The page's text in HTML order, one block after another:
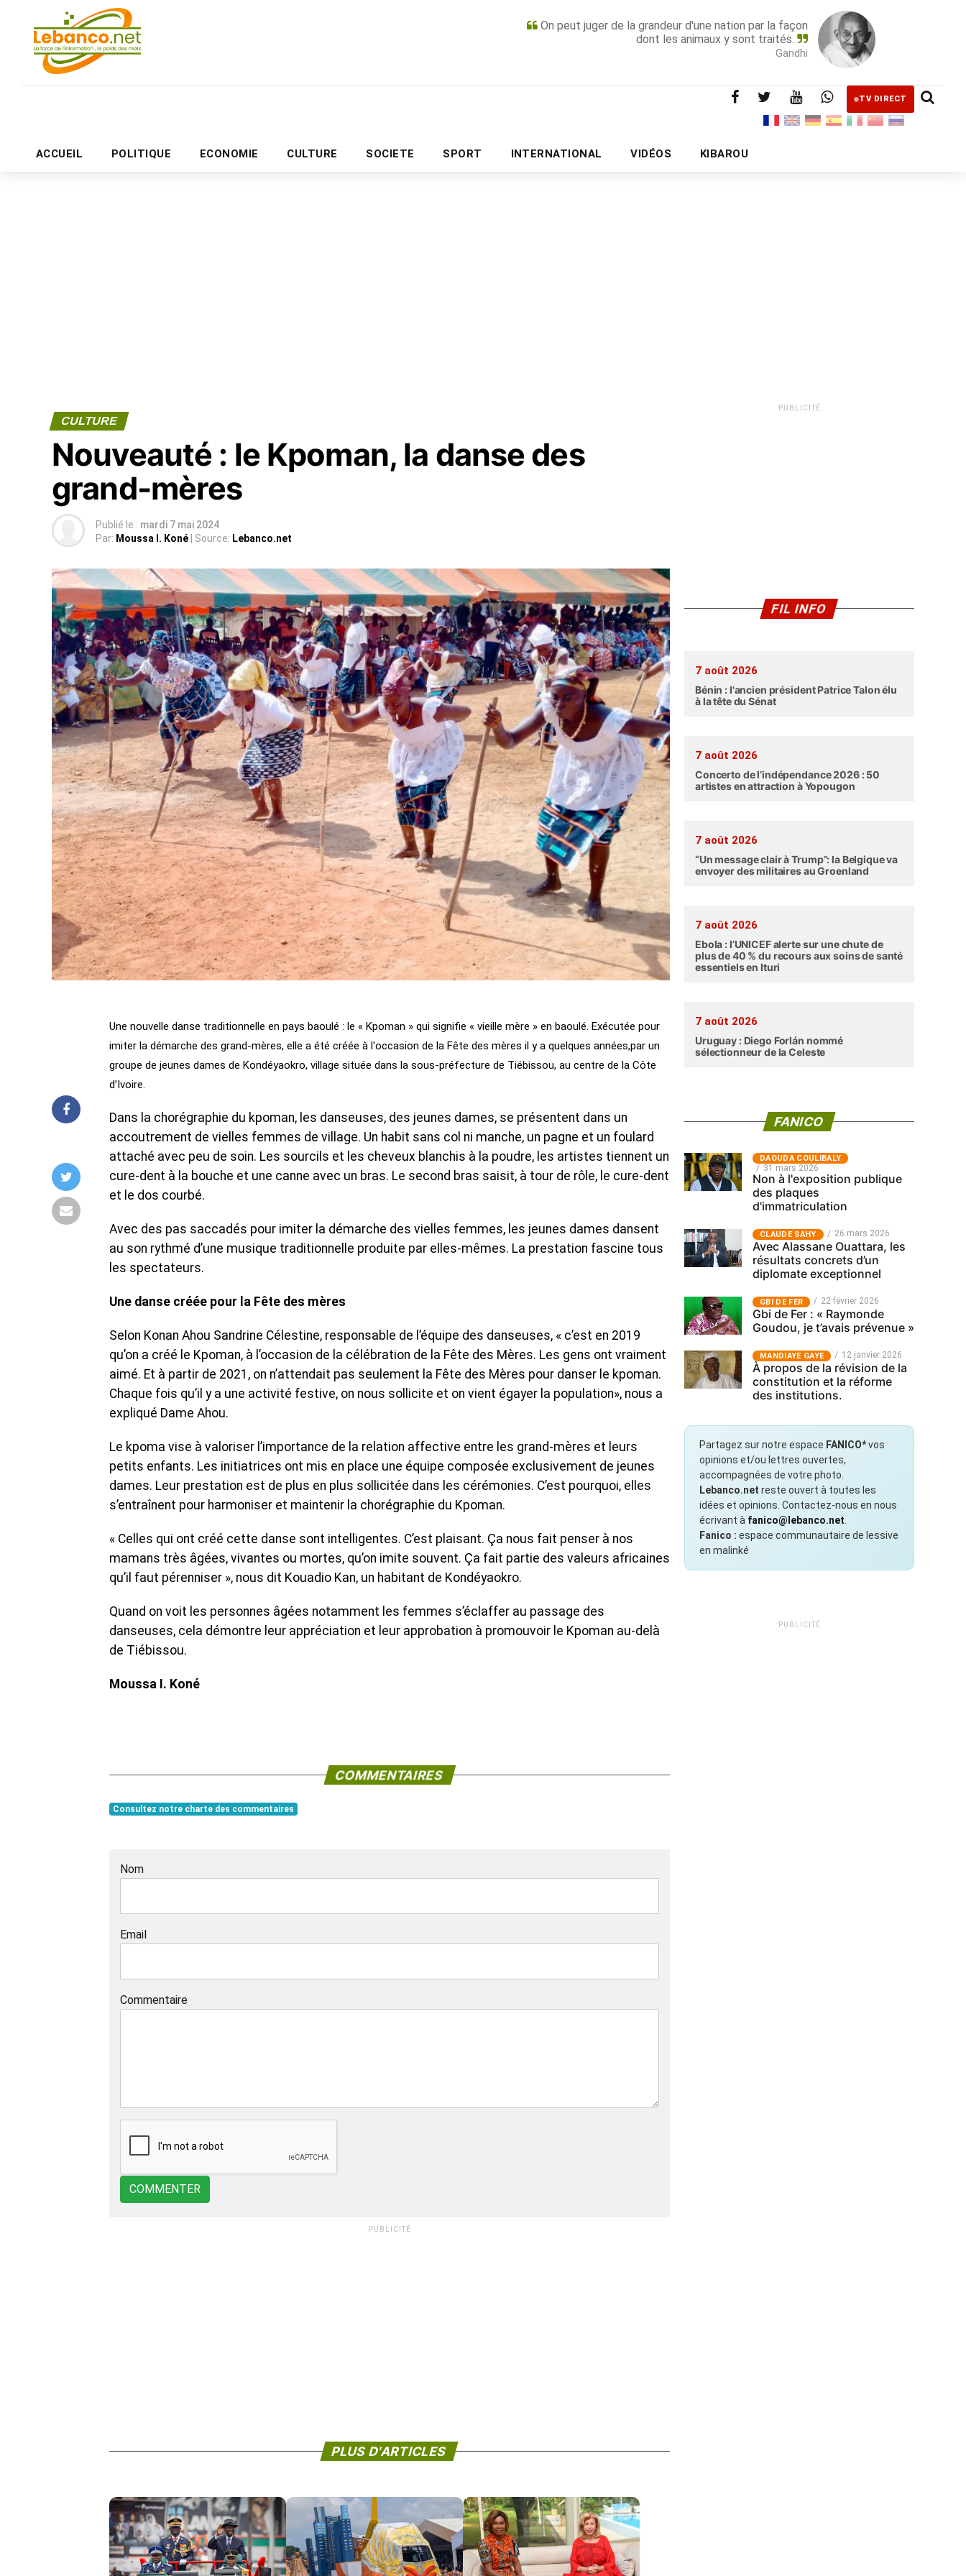
On peut juger de la grandeur d'une nation par la façon
dont les animaux y sont traités.
Gandhi
TV DIRECT
ACCUEIL POLITIQUE ECONOMIE CULTURE SOCIETE SPORT INTERNATIONAL VIDÉOS KIBAROU
PUBLICITÉ
CULTURE
Nouveauté : le Kpoman, la danse des
grand-mères
Publié le : mardi 7 mai 2024
Par: Moussa I. Koné | Source: Lebanco.net
Une nouvelle danse traditionnelle en pays baoulé : le « Kpoman » qui signifie « vieille mère » en baoulé. Exécutée pour
imiter la démarche des grand-mères, elle a été créée à l'occasion de la Fête des mères il y a quelques années,par un
groupe de jeunes dames de Kondéyaokro, village située dans la sous-préfecture de Tiébissou, au centre de la Côte
d’Ivoire.
Dans la chorégraphie du kpoman, les danseuses, des jeunes dames, se présentent dans un
accoutrement de vielles femmes de village. Un habit sans col ni manche, un pagne et un foulard
attaché avec peu de soin. Les sourcils et les cheveux blanchis à la poudre, les artistes tiennent un
cure-dent à la bouche et une canne avec un bras. Le second bras saisit, à tour de rôle, le cure-dent
et le dos courbé.
Avec des pas saccadés pour imiter la démarche des vielles femmes, les jeunes dames dansent
au son rythmé d’une musique traditionnelle produite par elles-mêmes. La prestation fascine tous
les spectateurs.
Une danse créée pour la Fête des mères
Selon Konan Ahou Sandrine Célestine, responsable de l’équipe des danseuses, « c’est en 2019
qu’on a créé le Kpoman, à l’occasion de la célébration de la Fête des Mères. Les gens ont vraiment
aimé. Et à partir de 2021, on n’attendait pas seulement la Fête des Mères pour danser le kpoman.
Chaque fois qu’il y a une activité festive, on nous sollicite et on vient égayer la population», nous a
expliqué Dame Ahou.
Le kpoma vise à valoriser l’importance de la relation affective entre les grand-mères et leurs
petits enfants. Les initiatrices ont mis en place une équipe composée exclusivement de jeunes
dames. Leur prestation est de plus en plus sollicitée dans les cérémonies. C’est pourquoi, elles
s’entraînent pour harmoniser et maintenir la chorégraphie du Kpoman.
« Celles qui ont créé cette danse sont intelligentes. C’est plaisant. Ça nous fait penser à nos
mamans très âgées, vivantes ou mortes, qu’on imite souvent. Ça fait partie des valeurs africaines
qu’il faut pérenniser », nous dit Kouadio Kan, un habitant de Kondéyaokro.
Quand on voit les personnes âgées notamment les femmes s’éclaffer au passage des
danseuses, cela démontre leur appréciation et leur approbation à promouvoir le Kpoman au-delà
de Tiébissou.
Moussa I. Koné
COMMENTAIRES
Consultez notre charte des commentaires
Nom
Email
Commentaire
COMMENTER
PUBLICITÉ
PLUS D'ARTICLES
PUBLICITÉ
FIL INFO
7 août 2026
Bénin : l'ancien président Patrice Talon élu
à la tête du Sénat
7 août 2026
Concerto de l’indépendance 2026 : 50
artistes en attraction à Yopougon
7 août 2026
“Un message clair à Trump”: la Belgique va
envoyer des militaires au Groenland
7 août 2026
Ebola : l’UNICEF alerte sur une chute de
plus de 40 % du recours aux soins de santé
essentiels en Ituri
7 août 2026
Uruguay : Diego Forlán nommé
sélectionneur de la Celeste
FANICO
‎DAOUDA COULIBALY
31 mars 2026
Non à l'exposition publique
des plaques
d'immatriculation
CLAUDE SAHY 26 mars 2026
Avec Alassane Ouattara, les
résultats concrets d’un
diplomate exceptionnel
GBI DE FER 22 février 2026
Gbi de Fer : « Raymonde
Goudou, je t’avais prévenue »
MANDIAYE GAYE 12 janvier 2026
À propos de la révision de la
constitution et la réforme
des institutions.
Partagez sur notre espace FANICO*vos
opinions et/ou lettres ouvertes,
accompagnées de votre photo.
Lebanco.net reste ouvert à toutes les
idées et opinions. Contactez-nous en nous
écrivant à fanico@lebanco.net
Fanico : espace communautaire de lessive
en malinké
PUBLICITÉ